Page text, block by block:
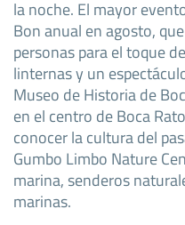
la noche. El mayor
Bon anual en agosto,
personas para el toque
linternas y un
Museo de Historia de
en el centro de Boca
conocer la cultura del
Gumbo Limbo Nature
marina, senderos
marinas.